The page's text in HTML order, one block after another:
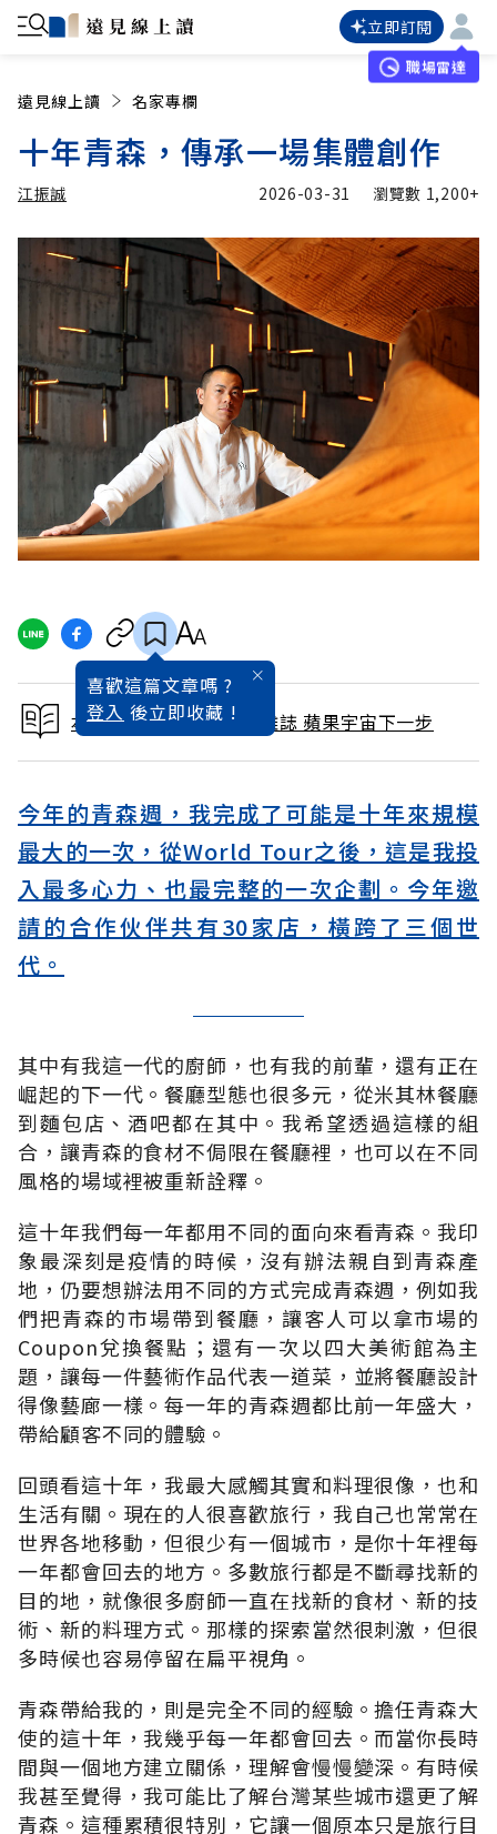
立即訂閱
職場雷達
遠見線上讀 名家專欄
十年青森，傳承一場集體創作
江振誠
江振誠 加入追蹤
2026-03-31 瀏覽數 1,200+
喜歡這篇文章嗎 ?
登入 後立即收藏 !
本文出自 2026 / 4月號雜誌 蘋果宇宙下一步
今年的青森週，我完成了可能是十年來規模
最大的一次，從World Tour之後，這是我投
入最多心力、也最完整的一次企劃。今年邀
請的合作伙伴共有30家店，橫跨了三個世
代。
其中有我這一代的廚師，也有我的前輩，還有正在
崛起的下一代。餐廳型態也很多元，從米其林餐廳
到麵包店、酒吧都在其中。我希望透過這樣的組
合，讓青森的食材不侷限在餐廳裡，也可以在不同
風格的場域裡被重新詮釋。
這十年我們每一年都用不同的面向來看青森。我印
象最深刻是疫情的時候，沒有辦法親自到青森產
地，仍要想辦法用不同的方式完成青森週，例如我
們把青森的市場帶到餐廳，讓客人可以拿市場的
Coupon兌換餐點；還有一次以四大美術館為主
題，讓每一件藝術作品代表一道菜，並將餐廳設計
得像藝廊一樣。每一年的青森週都比前一年盛大，
帶給顧客不同的體驗。
回頭看這十年，我最大感觸其實和料理很像，也和
生活有關。現在的人很喜歡旅行，我自己也常常在
世界各地移動，但很少有一個城市，是你十年裡每
一年都會回去的地方。多數旅行都是不斷尋找新的
目的地，就像很多廚師一直在找新的食材、新的技
術、新的料理方式。那樣的探索當然很刺激，但很
多時候也容易停留在扁平視角。
青森帶給我的，則是完全不同的經驗。擔任青森大
使的這十年，我幾乎每一年都會回去。而當你長時
間與一個地方建立關係，理解會慢慢變深。有時候
我甚至覺得，我可能比了解台灣某些城市還更了解
青森。這種累積很特別，它讓一個原本只是旅行目